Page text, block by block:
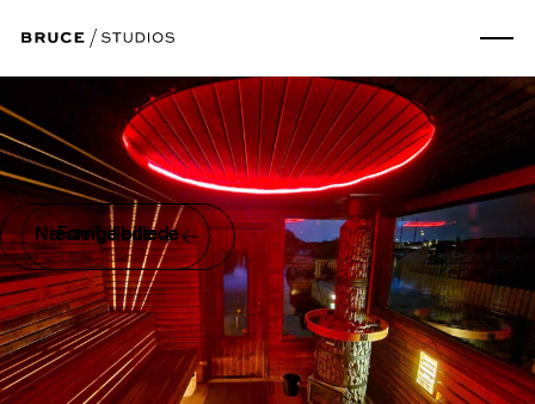
Forrige billede
Næste billede